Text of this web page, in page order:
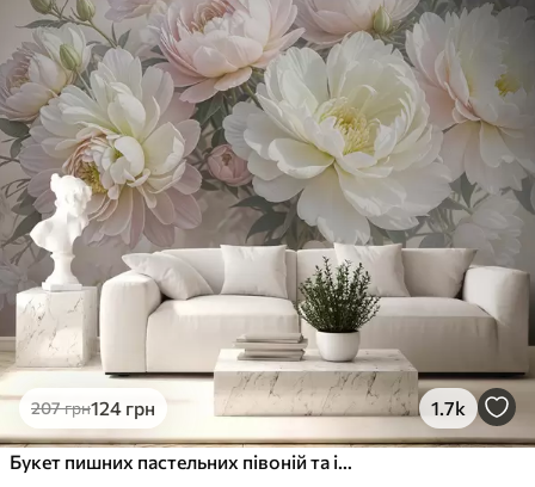
Преміум
1066640грн /м²
Преміум Вініл
1216730грн /м²
Peel and Stick
1458875 /м²
207грн124 грн 1.7k